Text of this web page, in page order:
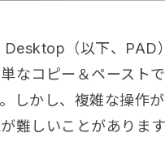
（以下、PAD
なコピー＆ペースト
しかし、複雑な操作
難しいことがあります